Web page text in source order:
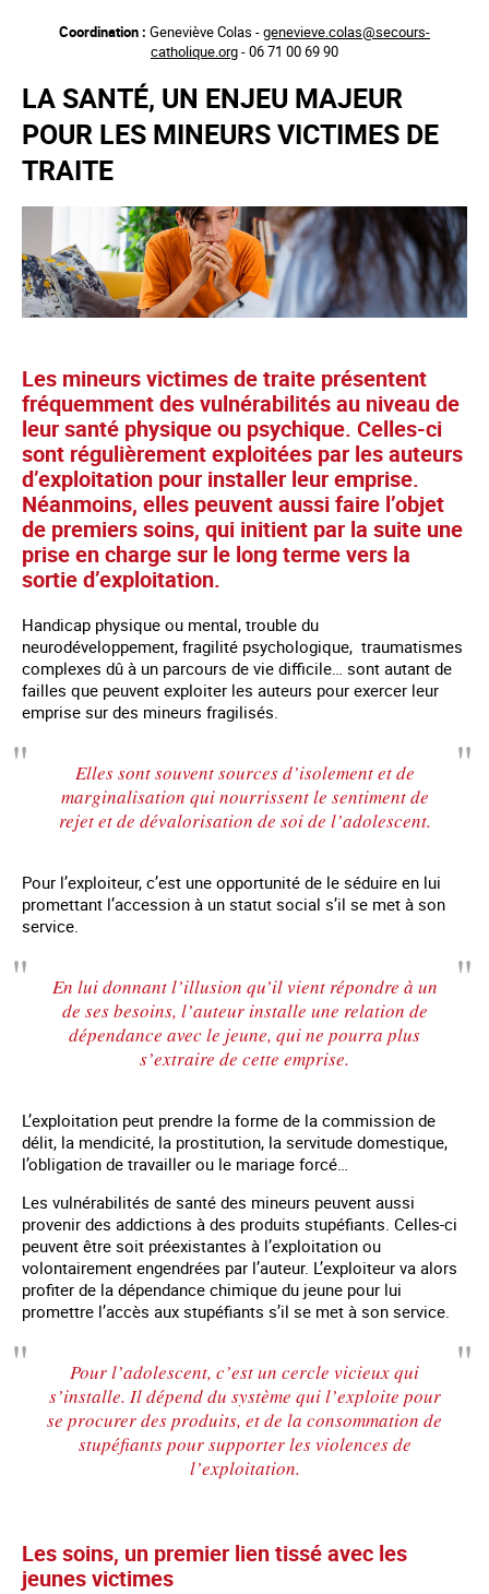
principal
Coordination : Geneviève Colas -genevieve.colas@secours-
catholique.org- 06 71 00 69 90
LA SANTÉ, UN ENJEU MAJEUR
POUR LES MINEURS VICTIMES DE
TRAITE
Les mineurs victimes de traite présentent
fréquemment des vulnérabilités au niveau de
leur santé physique ou psychique. Celles-ci
sont régulièrement exploitées par les auteurs
d’exploitation pour installer leur emprise.
Néanmoins, elles peuvent aussi faire l’objet
de premiers soins, qui initient par la suite une
prise en charge sur le long terme vers la
sortie d’exploitation.
Handicap physique ou mental, trouble du
neurodéveloppement, fragilité psychologique, traumatismes
complexes dû à un parcours de vie difficile… sont autant de
failles que peuvent exploiter les auteurs pour exercer leur
emprise sur des mineurs fragilisés.
Elles sont souvent sources d’isolement et de
marginalisation qui nourrissent le sentiment de
rejet et de dévalorisation de soi de l’adolescent.
Pour l’exploiteur, c’est une opportunité de le séduire en lui
promettant l’accession à un statut social s’il se met à son
service.
En lui donnant l’illusion qu’il vient répondre à un
de ses besoins, l’auteur installe une relation de
dépendance avec le jeune, qui ne pourra plus
s’extraire de cette emprise.
L’exploitation peut prendre la forme de la commission de
délit, la mendicité, la prostitution, la servitude domestique,
l’obligation de travailler ou le mariage forcé…
Les vulnérabilités de santé des mineurs peuvent aussi
provenir des addictions à des produits stupéfiants. Celles-ci
peuvent être soit préexistantes à l’exploitation ou
volontairement engendrées par l’auteur. L’exploiteur va alors
profiter de la dépendance chimique du jeune pour lui
promettre l’accès aux stupéfiants s’il se met à son service.
Pour l’adolescent, c’est un cercle vicieux qui
s’installe. Il dépend du système qui l’exploite pour
se procurer des produits, et de la consommation de
stupéfiants pour supporter les violences de
l’exploitation.
Les soins, un premier lien tissé avec les
jeunes victimes